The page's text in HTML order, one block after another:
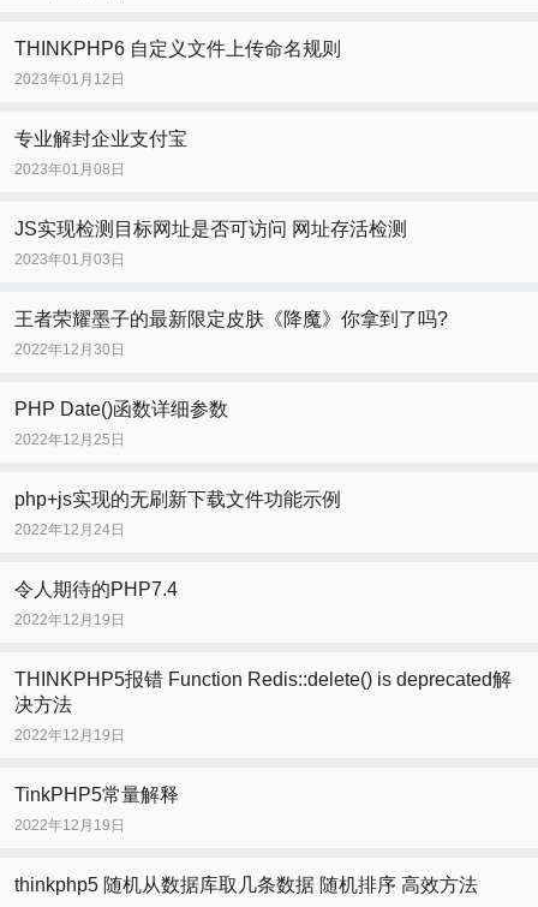
THINKPHP6 自定义文件上传命名规则
2023年01月12日
专业解封企业支付宝
2023年01月08日
JS实现检测目标网址是否可访问 网址存活检测
2023年01月03日
王者荣耀墨子的最新限定皮肤《降魔》你拿到了吗?
2022年12月30日
PHP Date()函数详细参数
2022年12月25日
php+js实现的无刷新下载文件功能示例
2022年12月24日
令人期待的PHP7.4
2022年12月19日
THINKPHP5报错 Function Redis::delete() is deprecated解
决方法
2022年12月19日
TinkPHP5常量解释
2022年12月19日
thinkphp5 随机从数据库取几条数据 随机排序 高效方法